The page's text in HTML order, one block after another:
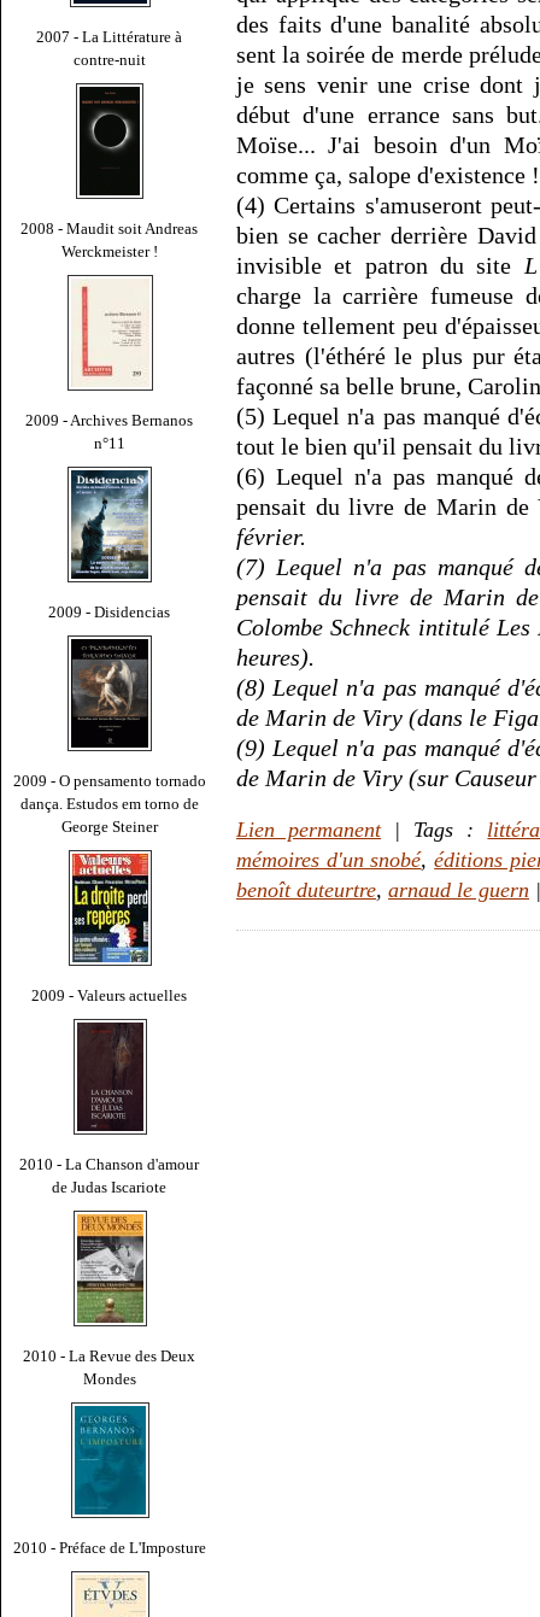
2007 - La Littérature à
contre-nuit
2008 - Maudit soit Andreas
Werckmeister !
2009 - Archives Bernanos
n°11
2009 - Disidencias
2009 - O pensamento tornado
dança. Estudos em torno de
George Steiner
2009 - Valeurs actuelles
2010 - La Chanson d'amour
de Judas Iscariote
2010 - La Revue des Deux
Mondes
2010 - Préface de L'Imposture
des faits d'une banalité
sent la soirée de merde
je sens venir une crise
début d'une errance sans
Moïse... J'ai besoin d'un
comme ça, salope d'existence
(4) Certains s'amuseront
bien se cacher derrière
invisible et patron du site
charge la carrière fumeuse
donne tellement peu
autres (l'éthéré le plus pur
façonné sa belle brune,
(5) Lequel n'a pas manqué
tout le bien qu'il pensait du
(6) Lequel n'a pas manqué
pensait du livre de Marin
février.
(7) Lequel n'a pas manqué
pensait du livre de Marin
Colombe Schneck intitulé Les
heures).
(8) Lequel n'a pas manqué
de Marin de Viry (dans le
(9) Lequel n'a pas manqué
de Marin de Viry (sur Causeur
Lien permanent| Tags :
mémoires d'un snobé,éditions
benoît duteurtre, arnaud le guern